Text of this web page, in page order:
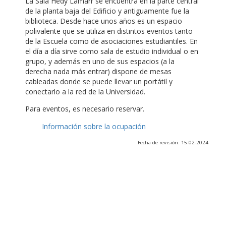
de la planta baja del Edificio y antiguamente fue la
biblioteca. Desde hace unos años es un espacio
polivalente que se utiliza en distintos eventos tanto
de la Escuela como de asociaciones estudiantiles. En
el día a día sirve como sala de estudio individual o en
grupo, y además en uno de sus espacios (a la
derecha nada más entrar) dispone de mesas
cableadas donde se puede llevar un portátil y
conectarlo a la red de la Universidad.
Para eventos, es necesario reservar.
Información sobre la ocupación
Fecha de revisión: 15-02-2024